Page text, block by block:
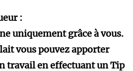
:
uniquement grâce à vous.
vous pouvez apporter
travail en effectuant un Tip